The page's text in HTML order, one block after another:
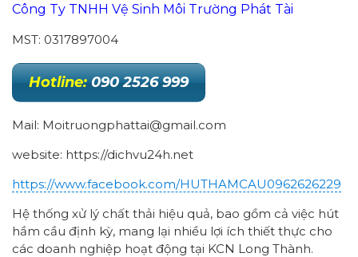
Công Ty TNHH Vệ Sinh Môi Trường Phát Tài
MST: 0317897004
Hotline: 090 2526 999
Mail: Moitruongphattai@gmail.com
website: https://dichvu24h.net
https://www.facebook.com/HUTHAMCAU0962626229
Hệ thống xử lý chất thải hiệu quả, bao gồm cả việc hút
hầm cầu định kỳ, mang lại nhiều lợi ích thiết thực cho
các doanh nghiệp hoạt động tại KCN Long Thành.